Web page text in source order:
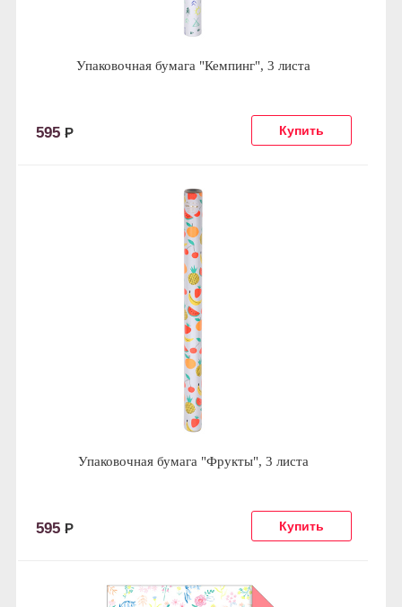
Упаковочная бумага "Кемпинг", 3 листа
595 Р
Упаковочная бумага "Фрукты", 3 листа
595 Р